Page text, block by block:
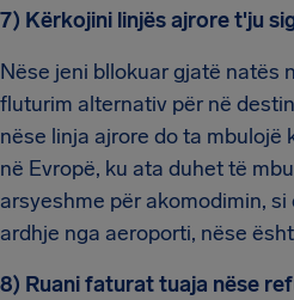
7) Kërkojini linjës ajrore t'ju
Nëse jeni bllokuar gjatë natës
fluturim alternativ për në
nëse linja ajrore do ta mbulojë
në Evropë, ku ata duhet të
arsyeshme për akomodimin,
ardhje nga aeroporti, nëse
8) Ruani faturat tuaja nëse